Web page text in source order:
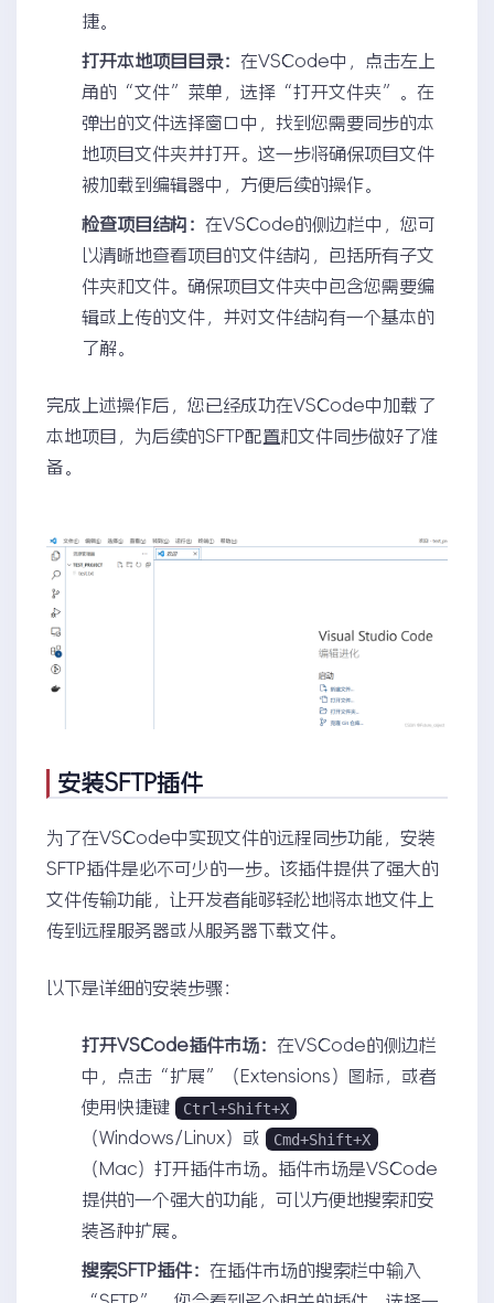
捷。
打开本地项目目录： 在VSCode中，点击左上
角的“文件”菜单，选择“打开文件夹”。在
弹出的文件选择窗口中，找到您需要同步的本
地项目文件夹并打开。这一步将确保项目文件
被加载到编辑器中，方便后续的操作。
检查项目结构： 在VSCode的侧边栏中，您可
以清晰地查看项目的文件结构，包括所有子文
件夹和文件。确保项目文件夹中包含您需要编
辑或上传的文件，并对文件结构有一个基本的
了解。
完成上述操作后，您已经成功在VSCode中加载了
本地项目，为后续的SFTP配置和文件同步做好了准
备。
安装SFTP插件
为了在VSCode中实现文件的远程同步功能，安装
SFTP插件是必不可少的一步。该插件提供了强大的
文件传输功能，让开发者能够轻松地将本地文件上
传到远程服务器或从服务器下载文件。
以下是详细的安装步骤：
打开VSCode插件市场： 在VSCode的侧边栏
中，点击“扩展”（Extensions）图标，或者
使用快捷键
Ctrl+Shift+X
（Windows/Linux）或
Cmd+Shift+X
（Mac）打开插件市场。插件市场是VSCode
提供的一个强大的功能，可以方便地搜索和安
装各种扩展。
搜索SFTP插件： 在插件市场的搜索栏中输入